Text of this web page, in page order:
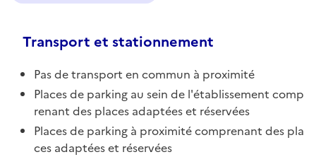
Transport et stationnement
Pas de transport en commun à proximité
Places de parking au sein de l'établissement comp
renant des places adaptées et réservées
Places de parking à proximité comprenant des pla
ces adaptées et réservées